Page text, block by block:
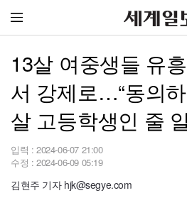
13살 여중생들 유
서 강제로…“동의
살 고등학생인 줄
입력 : 2024-06-07 21:00
수정 : 2024-06-09 05:19
김현주 기자 hjk@segye.com